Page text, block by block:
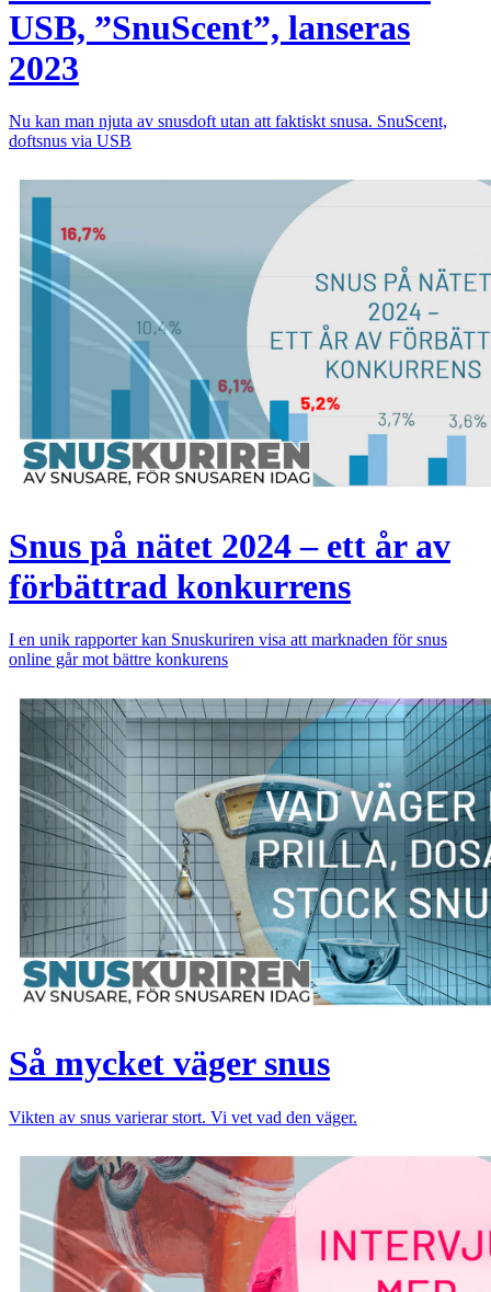
USB, ”SnuScent”, lanseras
2023
Nu kan man njuta av snusdoft utan att faktiskt snusa. SnuScent,
doftsnus via USB
Snus på nätet 2024 ­– ett år av
förbättrad konkurrens
I en unik rapporter kan Snuskuriren visa att marknaden för snus
online går mot bättre konkurens
Så mycket väger snus
Vikten av snus varierar stort. Vi vet vad den väger.